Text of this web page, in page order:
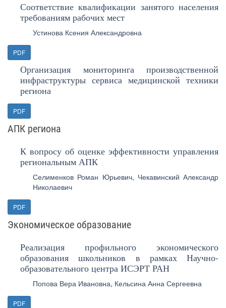
Соответствие квалификации занятого населения
требованиям рабочих мест
Устинова Ксения Александровна
PDF
Организация мониторинга производственной
инфраструктуры сервиса медицинской техники
региона
PDF
АПК региона
К вопросу об оценке эффективности управления
региональным АПК
Селименков Роман Юрьевич, Чекавинский Александр
Николаевич
PDF
Экономическое образование
Реализация профильного экономического
образования школьников в рамках Научно-
образовательного центра ИСЭРТ РАН
Попова Вера Ивановна, Кельсина Анна Сергеевна
PDF